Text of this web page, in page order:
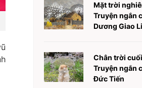
Mặt trời
Truyện ngắn
Dương Giao
Chân trời
Truyện ngắn
Đức Tiến